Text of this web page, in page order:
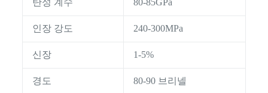
탄성 계수 80-85GPa
인장 강도 240-300MPa
신장 1-5%
경도 80-90 브리넬